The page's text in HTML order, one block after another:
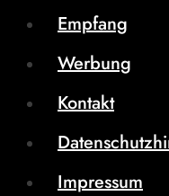
Empfang
Werbung
Kontakt
Impressum